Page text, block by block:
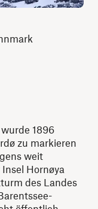
1896
zu markieren
weit
Hornøya
des Landes